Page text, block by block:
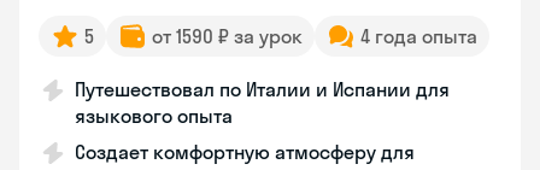
5 от 1590 ₽ за урок 4 года опыта
Путешествовал по Италии и Испании для
языкового опыта
Создает комфортную атмосферу для